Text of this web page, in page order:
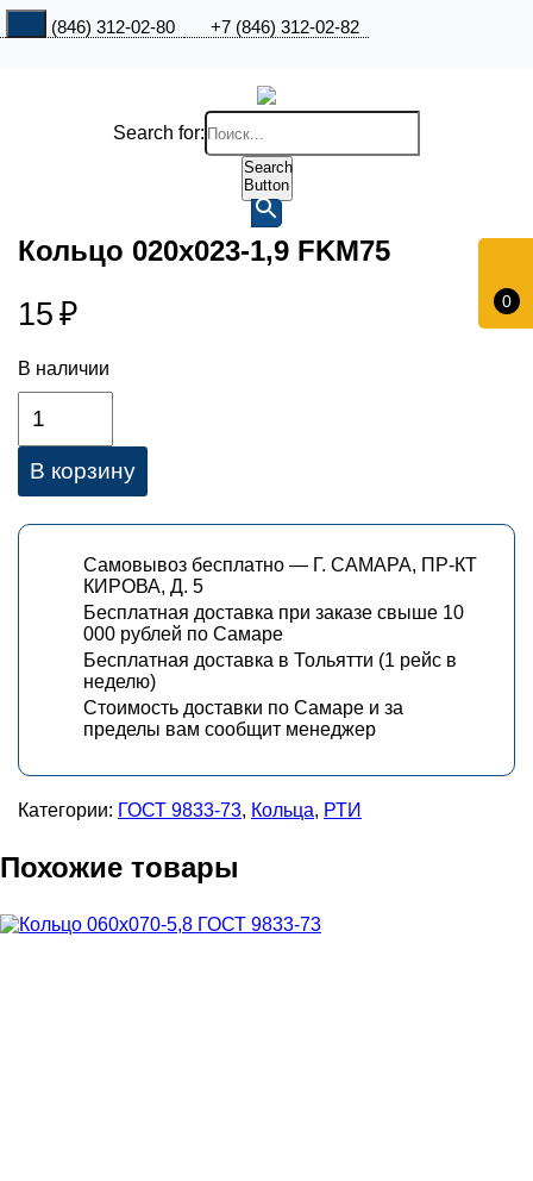
+7 (846) 312-02-80 +7 (846) 312-02-82
0
Search for:
Search
Button
Кольцо 020х023-1,9 FKM75
15 ₽
В наличии
В корзину
Самовывоз бесплатно — Г. САМАРА, ПР-КТ
КИРОВА, Д. 5
Бесплатная доставка при заказе свыше 10
000 рублей по Самаре
Бесплатная доставка в Тольятти (1 рейс в
неделю)
Стоимость доставки по Самаре и за
пределы вам сообщит менеджер
Категории: ГОСТ 9833-73, Кольца, РТИ
Похожие товары